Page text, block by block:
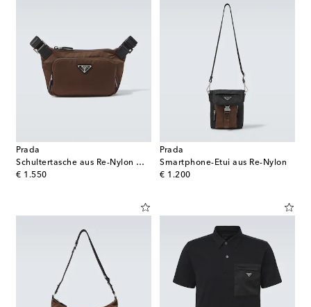
Prada
Schultertasche aus Re-Nylon mit Leder
€ 1.550
original price
Prada
Smartphone-Etui aus Re-Nylon
€ 1.200
original price